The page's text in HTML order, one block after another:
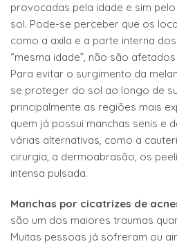
provocadas pela idade e sim
sol. Pode-se perceber que os
como a axila e a parte interna
“mesma idade”, não são
Para evitar o surgimento da
se proteger do sol ao longo de
principalmente as regiões mais
quem já possui manchas senis e
várias alternativas, como a
cirurgia, a dermoabrasão, os
intensa pulsada.
Manchas por cicatrizes de
são um dos maiores traumas
Muitas pessoas já sofreram ou